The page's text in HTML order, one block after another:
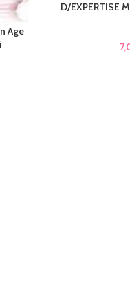
Age
LEGGI TUTTO
D/EXPERTISE